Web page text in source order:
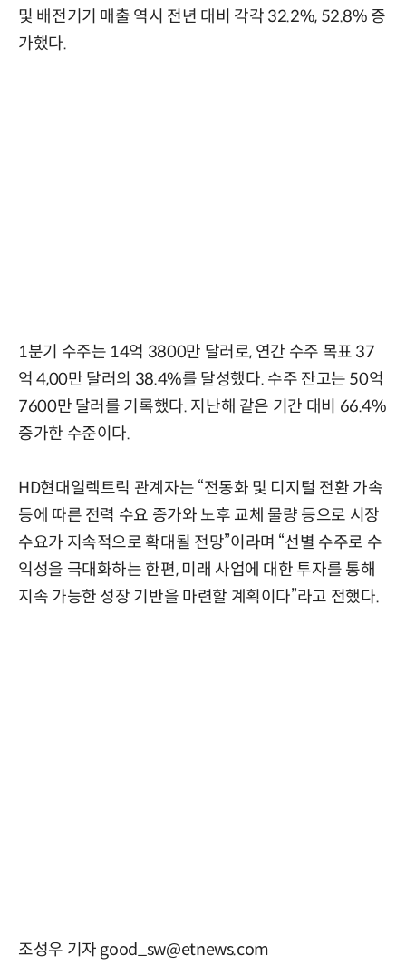
및 배전기기 매출 역시 전년 대비 각각 32.2%, 52.8% 증
가했다.
1분기 수주는 14억 3800만 달러로, 연간 수주 목표 37
억 4,00만 달러의 38.4%를 달성했다. 수주 잔고는 50억
7600만 달러를 기록했다. 지난해 같은 기간 대비 66.4%
증가한 수준이다.
HD현대일렉트릭 관계자는 “전동화 및 디지털 전환 가속
등에 따른 전력 수요 증가와 노후 교체 물량 등으로 시장
수요가 지속적으로 확대될 전망”이라며 “선별 수주로 수
익성을 극대화하는 한편, 미래 사업에 대한 투자를 통해
지속 가능한 성장 기반을 마련할 계획이다”라고 전했다.
조성우 기자 good_sw@etnews.com